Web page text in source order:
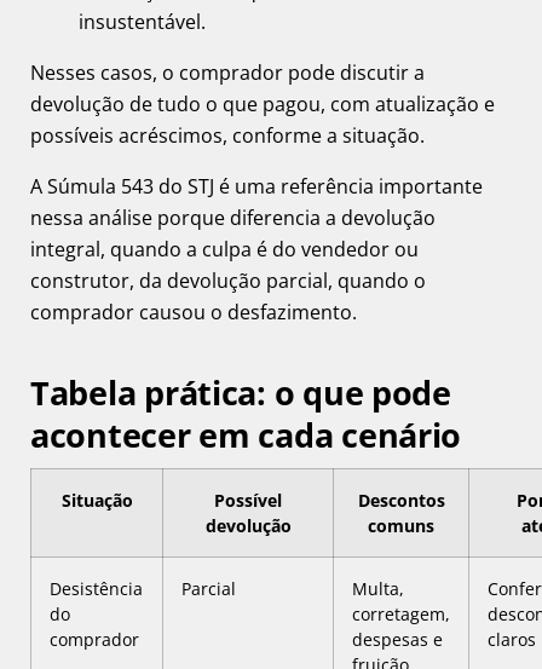
insustentável.
Nesses casos, o comprador pode discutir a
devolução de tudo o que pagou, com atualização e
possíveis acréscimos, conforme a situação.
A Súmula 543 do STJ é uma referência importante
nessa análise porque diferencia a devolução
integral, quando a culpa é do vendedor ou
construtor, da devolução parcial, quando o
comprador causou o desfazimento.
Tabela prática: o que pode
acontecer em cada cenário
Situação
Possível
devolução
Descontos
comuns
Desistência
do
comprador
Parcial
Multa,
corretagem,
despesas e
claros